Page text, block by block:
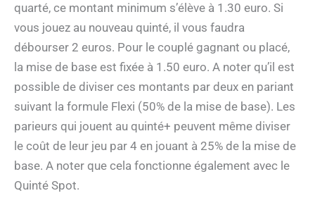
quarté, ce montant minimum s’élève à 1.30 euro. Si
vous jouez au nouveau quinté, il vous faudra
débourser 2 euros. Pour le couplé gagnant ou placé,
la mise de base est fixée à 1.50 euro. A noter qu’il est
possible de diviser ces montants par deux en pariant
suivant la formule Flexi (50% de la mise de base). Les
parieurs qui jouent au quinté+ peuvent même diviser
le coût de leur jeu par 4 en jouant à 25% de la mise de
base. A noter que cela fonctionne également avec le
Quinté Spot.